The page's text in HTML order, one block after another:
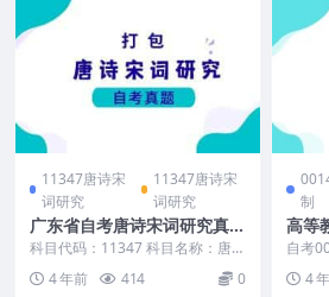
11347唐诗宋
词研究
11347唐诗宋
词研究
广东省自考唐诗宋词研究真题
及答案
科目代码：11347 科目名称：唐诗
宋词研究 2018年1月广东省自考唐
诗宋词研...
4 年前 414 0
制
高等
点速
自考
（资
教育自
4